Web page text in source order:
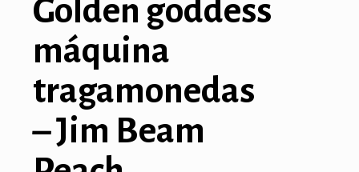
Golden goddess
máquina
tragamonedas
– Jim Beam